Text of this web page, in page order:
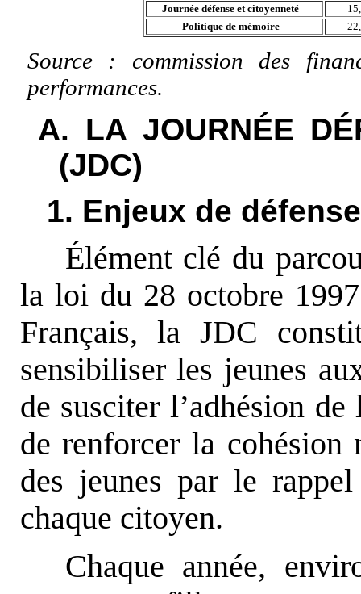
Journée défense et citoyenneté
Politique de mémoire
Source : commission des
performances.
A. LA JOURNÉE
(JDC)
1. Enjeux de
Élément clé du
la loi du 28 octobre
Français, la JDC
sensibiliser les jeunes
de susciter l’adhésion
de renforcer la cohésion
des jeunes par le
chaque citoyen.
Chaque année,